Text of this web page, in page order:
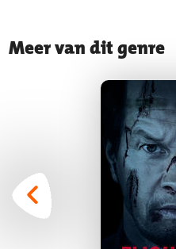
Meer van dit genre